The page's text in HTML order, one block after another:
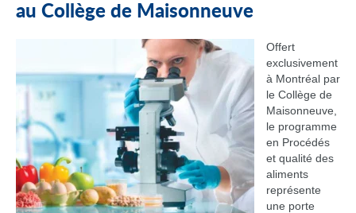
au Collège de Maisonneuve
Offert
exclusivement
à Montréal par
le Collège de
Maisonneuve,
le programme
en Procédés
et qualité des
aliments
représente
une porte